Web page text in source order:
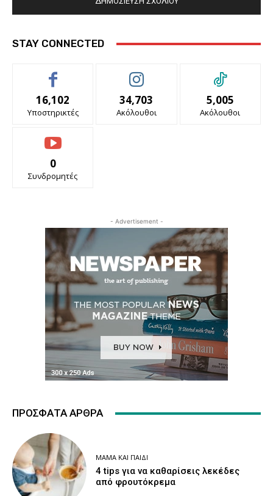
STAY CONNECTED
16,102
Υποστηρικτές
34,703
Ακόλουθοι
5,005
Ακόλουθοι
0
Συνδρομητές
- Advertisement -
ΠΡΌΣΦΑΤΑ ΆΡΘΡΑ
ΜΑΜΆ ΚΑΙ ΠΑΙΔΊ
4 tips για να καθαρίσεις λεκέδες
από φρουτόκρεμα